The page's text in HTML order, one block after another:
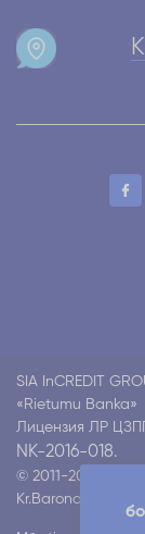
SIA InCREDIT
«Rietumu Banka»
Лицензия ЛР
NK-2016-018.
© 2011-2026
Kr.Barona 130 k4,